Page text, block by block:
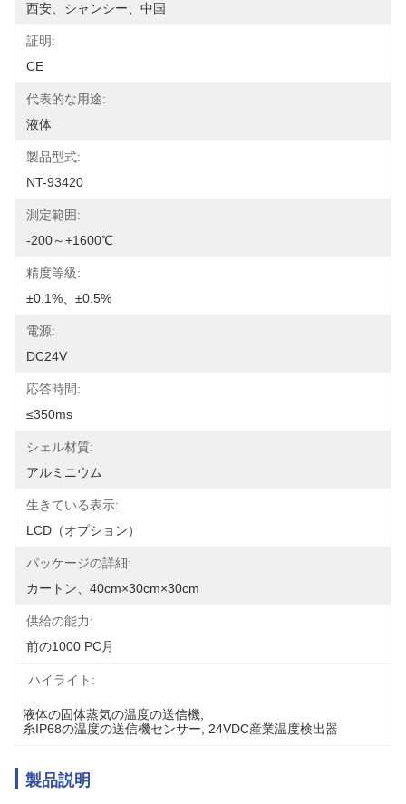
西安、シャンシー、中国
証明:
CE
代表的な用途:
液体
製品型式:
NT-93420
測定範囲:
-200～+1600℃
精度等級:
±0.1%、±0.5%
電源:
DC24V
応答時間:
≤350ms
シェル材質:
アルミニウム
生きている表示:
LCD（オプション）
パッケージの詳細:
カートン、40cm×30cm×30cm
供給の能力:
前の1000 PC月
ハイライト:
液体の固体蒸気の温度の送信機
糸IP68の温度の送信機センサー
24VDC産業温度検出器
製品説明